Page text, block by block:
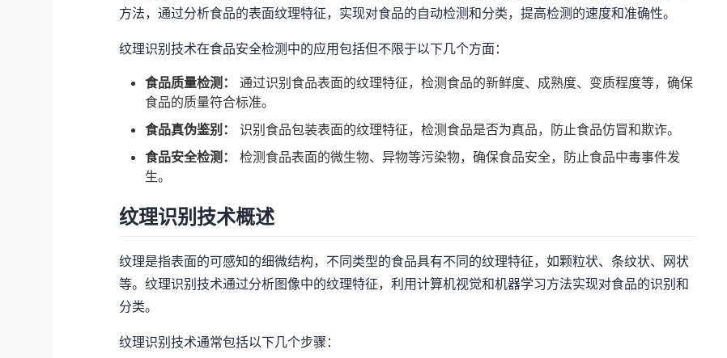
方法，通过分析食品的表面纹理特征，实现对食品的自动检测和分类，提高检测的速度和准确性。
纹理识别技术在食品安全检测中的应用包括但不限于以下几个方面：
食品质量检测：
通过识别食品表面的纹理特征，检测食品的新鲜度、成熟度、变质程度等，确保
食品的质量符合标准。
食品真伪鉴别：
识别食品包装表面的纹理特征，检测食品是否为真品，防止食品仿冒和欺诈。
食品安全检测：
检测食品表面的微生物、异物等污染物，确保食品安全，防止食品中毒事件发
生。
纹理识别技术概述
纹理是指表面的可感知的细微结构，不同类型的食品具有不同的纹理特征，如颗粒状、条纹状、网状
等。纹理识别技术通过分析图像中的纹理特征，利用计算机视觉和机器学习方法实现对食品的识别和
分类。
纹理识别技术通常包括以下几个步骤：